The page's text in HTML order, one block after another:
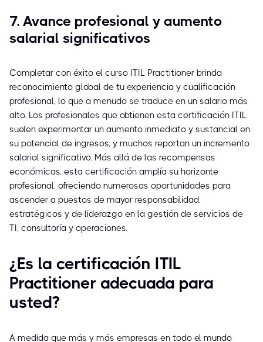
7. Avance profesional y aumento
salarial significativos
Completar con éxito el curso ITIL Practitioner brinda
reconocimiento global de tu experiencia y cualificación
profesional, lo que a menudo se traduce en un salario más
alto. Los profesionales que obtienen esta certificación ITIL
suelen experimentar un aumento inmediato y sustancial en
su potencial de ingresos, y muchos reportan un incremento
salarial significativo. Más allá de las recompensas
económicas, esta certificación amplía su horizonte
profesional, ofreciendo numerosas oportunidades para
ascender a puestos de mayor responsabilidad,
estratégicos y de liderazgo en la gestión de servicios de
TI, consultoría y operaciones.
¿Es la certificación ITIL
Practitioner adecuada para
usted?
A medida que más y más empresas en todo el mundo